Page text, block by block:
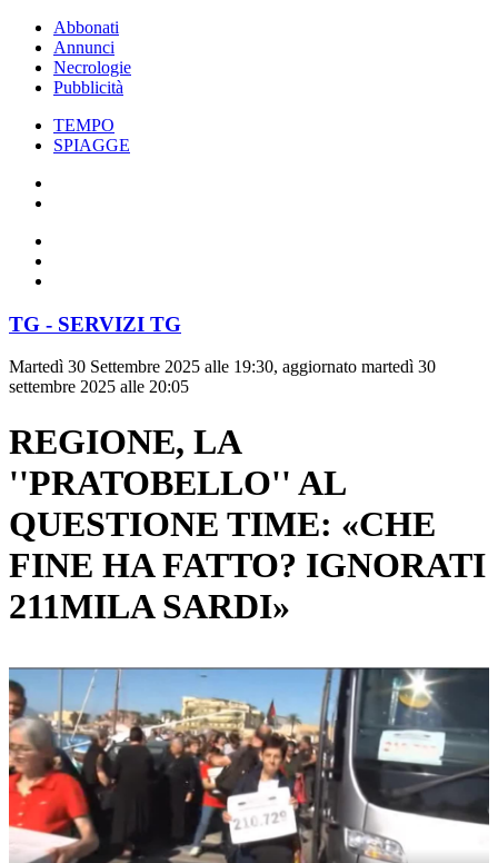
Abbonati
Annunci
Necrologie
Pubblicità
TEMPO
SPIAGGE
TG - SERVIZI TG
Martedì 30 Settembre 2025 alle 19:30, aggiornato martedì 30
settembre 2025 alle 20:05
REGIONE, LA
''PRATOBELLO'' AL
QUESTIONE TIME: «CHE
FINE HA FATTO? IGNORATI
211MILA SARDI»